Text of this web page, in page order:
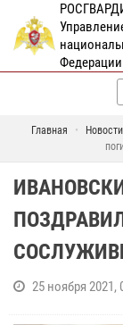
Главная Новости
25 ноября 2021,